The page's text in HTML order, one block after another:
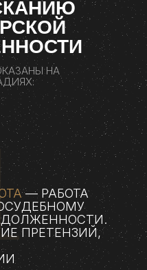
НА
— РАБОТА
ПРЕТЕНЗИЙ,